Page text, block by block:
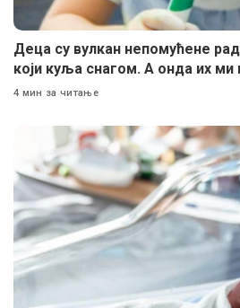
Деца су вулкан непомућене
који куља снагом. А онда их ми
4 мин за читање